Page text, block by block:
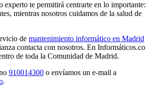
experto te permitirá centrarte en lo importante:
mientras nosotros cuidamos de la salud de
de mantenimiento informático en Madrid
contacta con nosotros. En Informáticos.co
de toda la Comunidad de Madrid.
910014300 o envíamos un e-mail a
.